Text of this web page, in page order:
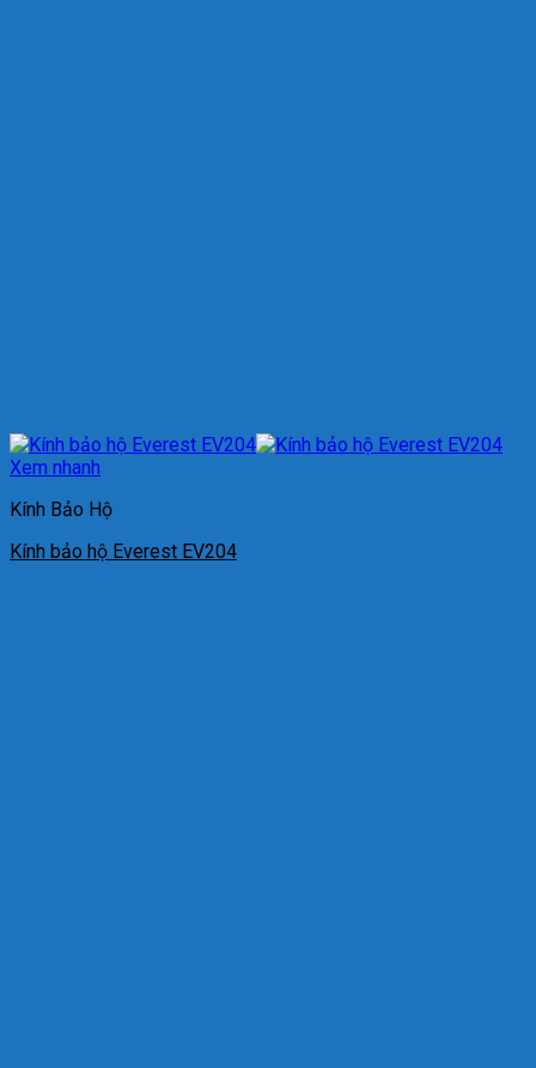
Xem nhanh
Kính Bảo Hộ
Kính bảo hộ Everest EV204